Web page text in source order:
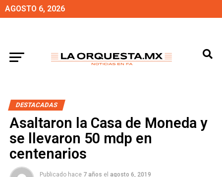
AGOSTO 6, 2026
DESTACADAS
Asaltaron la Casa de Moneda y
se llevaron 50 mdp en
centenarios
Publicado hace 7 años el agosto 6, 2019